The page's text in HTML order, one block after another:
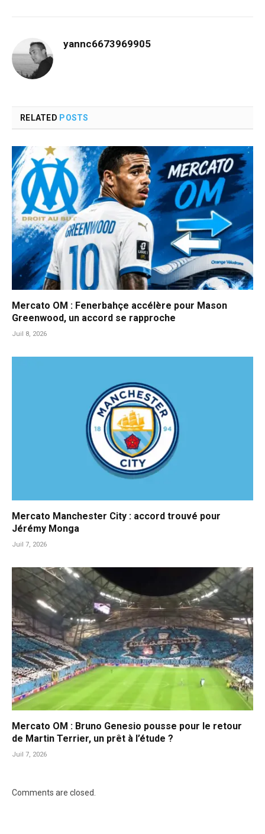
yannc6673969905
RELATED POSTS
Mercato OM : Fenerbahçe accélère pour Mason
Greenwood, un accord se rapproche
Juil 8, 2026
Mercato Manchester City : accord trouvé pour
Jérémy Monga
Juil 7, 2026
Mercato OM : Bruno Genesio pousse pour le retour
de Martin Terrier, un prêt à l’étude ?
Juil 7, 2026
Comments are closed.